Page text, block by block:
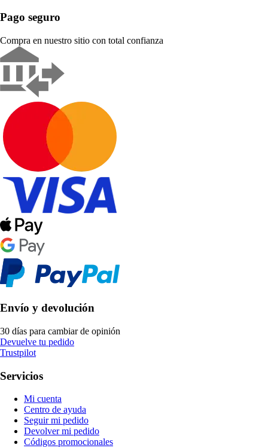
Pago seguro
Compra en nuestro sitio con total confianza
Envío y devolución
30 días para cambiar de opinión
Devuelve tu pedido
Trustpilot
Servicios
Mi cuenta
Centro de ayuda
Seguir mi pedido
Devolver mi pedido
Códigos promocionales